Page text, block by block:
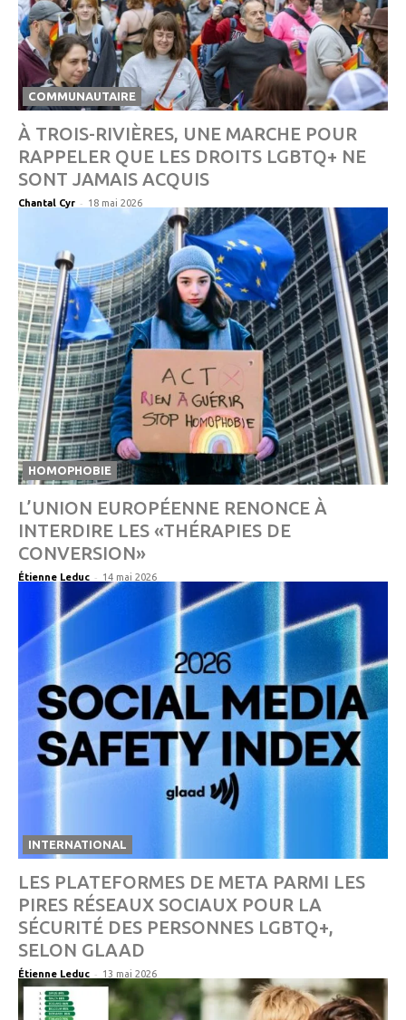
COMMUNAUTAIRE
À TROIS-RIVIÈRES, UNE MARCHE POUR
RAPPELER QUE LES DROITS LGBTQ+ NE
SONT JAMAIS ACQUIS
Chantal Cyr - 18 mai 2026
HOMOPHOBIE
L’UNION EUROPÉENNE RENONCE À
INTERDIRE LES «THÉRAPIES DE
CONVERSION»
Étienne Leduc - 14 mai 2026
INTERNATIONAL
LES PLATEFORMES DE META PARMI LES
PIRES RÉSEAUX SOCIAUX POUR LA
SÉCURITÉ DES PERSONNES LGBTQ+,
SELON GLAAD
Étienne Leduc - 13 mai 2026